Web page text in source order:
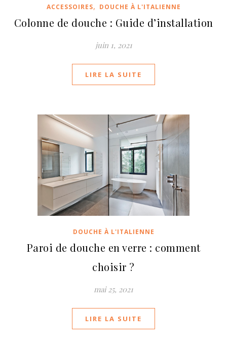
ACCESSOIRES, DOUCHE À L'ITALIENNE
Colonne de douche : Guide d’installation
juin 1, 2021
LIRE LA SUITE
DOUCHE À L'ITALIENNE
Paroi de douche en verre : comment
choisir ?
mai 25, 2021
LIRE LA SUITE